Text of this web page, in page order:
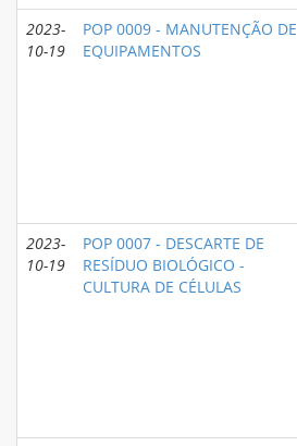
2023-
10-19
POP 0009 - MANUTENÇÃO DE
EQUIPAMENTOS
2023-
10-19
POP 0007 - DESCARTE DE
RESÍDUO BIOLÓGICO -
CULTURA DE CÉLULAS